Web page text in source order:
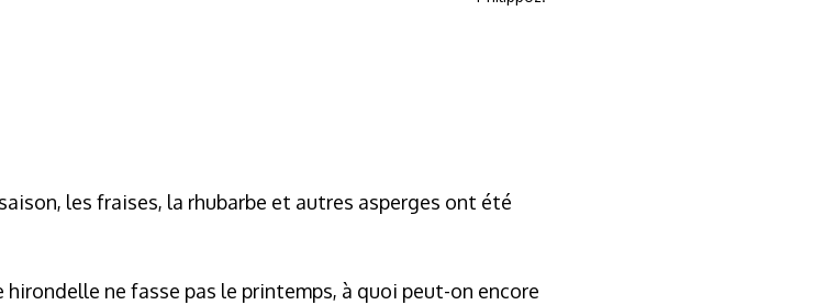
les fraises, la rhubarbe et autres asperges ont été
ne fasse pas le printemps, à quoi peut-on encore